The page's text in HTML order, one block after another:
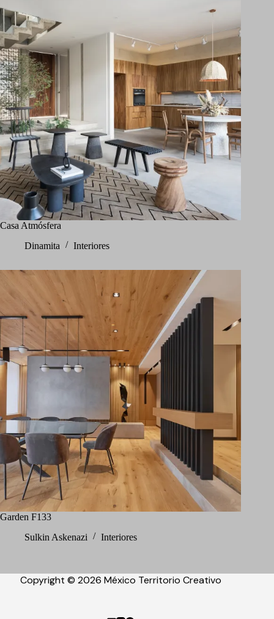
Casa Atmósfera
Dinamita
Interiores
Garden F133
Sulkin Askenazi
Interiores
Copyright © 2026 México Territorio Creativo